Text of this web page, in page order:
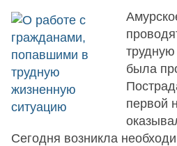
была
первой
Сегодня возникла